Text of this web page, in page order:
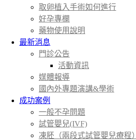
取卵植入手術如何進行
好孕專欄
藥物使用說明
最新消息
門診公告
活動資訊
媒體報導
國內外專題演講&學術
成功案例
一般不孕問題
試管嬰兒(IVF)
凍胚（兩段式試管嬰兒療程）